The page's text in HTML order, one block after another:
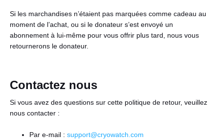
Si les marchandises n’étaient pas marquées comme cadeau au
moment de l’achat, ou si le donateur s’est envoyé un
abonnement à lui-même pour vous offrir plus tard, nous vous
retournerons le donateur.
Contactez nous
Si vous avez des questions sur cette politique de retour, veuillez
nous contacter :
Par e-mail : support@cryowatch.com